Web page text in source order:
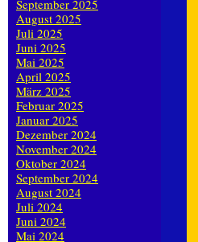
September 2025
August 2025
Juli 2025
Juni 2025
Mai 2025
April 2025
März 2025
Februar 2025
Januar 2025
Dezember 2024
November 2024
Oktober 2024
September 2024
August 2024
Juli 2024
Juni 2024
Mai 2024